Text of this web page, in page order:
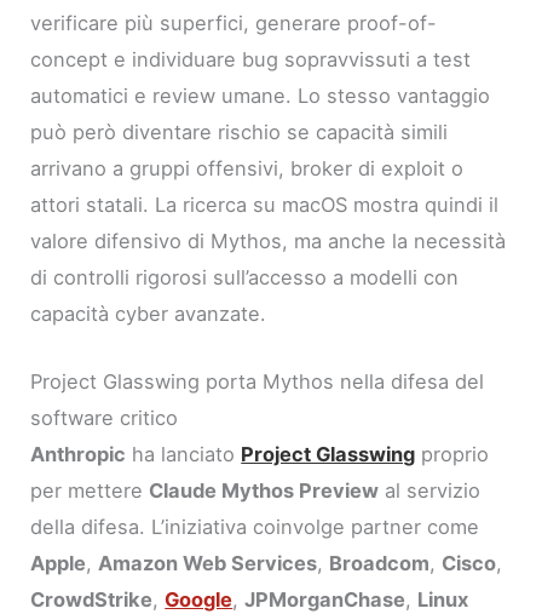
verificare più superfici, generare proof-of-
concept e individuare bug sopravvissuti a test
automatici e review umane. Lo stesso vantaggio
può però diventare rischio se capacità simili
arrivano a gruppi offensivi, broker di exploit o
attori statali. La ricerca su macOS mostra quindi il
valore difensivo di Mythos, ma anche la necessità
di controlli rigorosi sull’accesso a modelli con
capacità cyber avanzate.
Project Glasswing porta Mythos nella difesa del
software critico
Anthropic ha lanciato Project Glasswing proprio
per mettere Claude Mythos Preview al servizio
della difesa. L’iniziativa coinvolge partner come
Apple,Amazon Web Services, Broadcom, Cisco,
CrowdStrike,Google,JPMorganChase, Linux